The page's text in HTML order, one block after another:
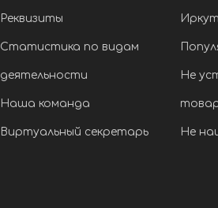
Реквизиты
Статистика по видам
деятельности
Наша команда
Виртуальный секретарь
Не
Не